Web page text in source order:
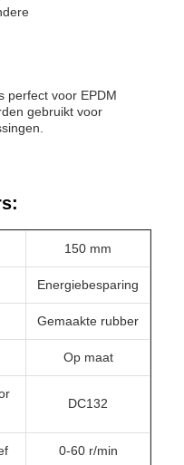
perfect voor EPDM
gebruikt voor
150 mm
Energiebesparing
Gemaakte rubber
Op maat
DC132
0-60 r/min